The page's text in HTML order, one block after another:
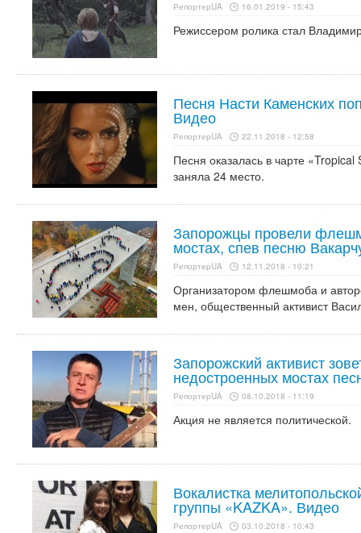
РепортерUA 16.01.2019 - 15:43
Режиссером ролика стал
Песня Насти Каменских
Видео
РепортерUA 22.11.2018 - 12:58
Песня оказалась в чарте «Tropical
заняла 24 место.
Запорожцы провели
мостах, спев песню
РепортерUA 12.11.2018 - 10:21
Организатором флешмоба и
мен, общественный активист
Запорожский активист
недостроенных мостах
РепортерUA 08.10.2018 - 11:19
Акция не является политической.
Вокалистка
группы «KAZKA». Видео
РепортерUA 03.10.2018 - 10:43